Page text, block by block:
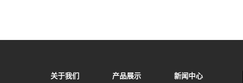
关于我们 产品展示 新闻中心